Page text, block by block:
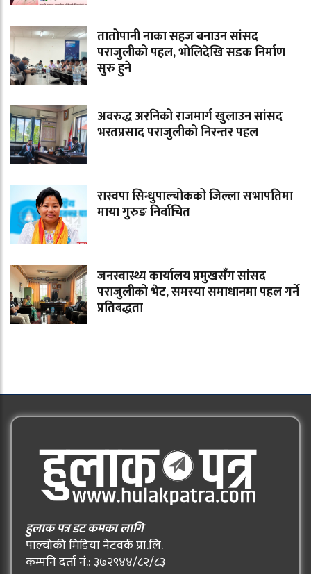
तातोपानी नाका सहज बनाउन सांसद
पराजुलीको पहल, भोलिदेखि सडक निर्माण
सुरु हुने
अवरुद्ध अरनिको राजमार्ग खुलाउन सांसद
भरतप्रसाद पराजुलीको निरन्तर पहल
रास्वपा सिन्धुपाल्चोकको जिल्ला सभापतिमा
माया गुरुङ निर्वाचित
जनस्वास्थ्य कार्यालय प्रमुखसँग सांसद
पराजुलीको भेट, समस्या समाधानमा पहल गर्ने
प्रतिबद्धता
हुलाक पत्र डट कमका लागि
पाल्चोकी मिडिया नेटवर्क प्रा.लि.
कम्पनि दर्ता नं.: ३७२९४४/८२/८३